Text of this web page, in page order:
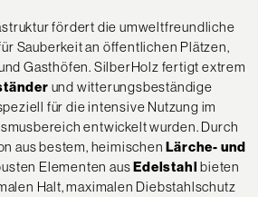
fördert die umweltfreundliche
Sauberkeit an öffentlichen Plätzen,
Gasthöfen. SilberHolz fertigt extrem
und witterungsbeständige
für die intensive Nutzung im
entwickelt wurden. Durch
aus bestem, heimischenLärche- und
Elementen ausEdelstahl bieten
Halt, maximalen Diebstahlschutz